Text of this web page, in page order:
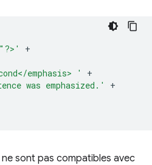
+
emphasis> '
+
was emphasized.'
+
sont pas compatibles avec